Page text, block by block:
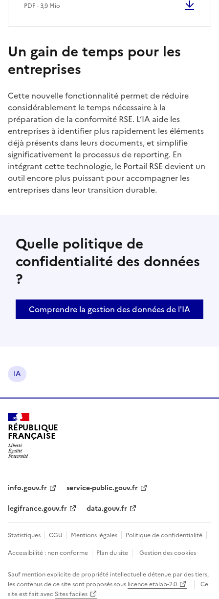
PDF - 3,9 Mio
Un gain de temps pour les
entreprises
Cette nouvelle fonctionnalité permet de réduire
considérablement le temps nécessaire à la
préparation de la conformité RSE. L’IA aide les
entreprises à identifier plus rapidement les éléments
déjà présents dans leurs documents, et simplifie
significativement le processus de reporting. En
intégrant cette technologie, le Portail RSE devient un
outil encore plus puissant pour accompagner les
entreprises dans leur transition durable.
Quelle politique de
confidentialité des données
?
Comprendre la gestion des données de l'IA
IA
RÉPUBLIQUE
FRANÇAISE
info.gouv.fr
service-public.gouv.fr
legifrance.gouv.fr
data.gouv.fr
Statistiques CGU Mentions légales
Politique de confidentialité
Accessibilité : non conforme
Plan du site Gestion des cookies
Sauf mention explicite de propriété intellectuelle détenue par des tiers,
les contenus de ce site sont proposés sous licence etalab-2.0
Ce
site est fait avec Sites faciles